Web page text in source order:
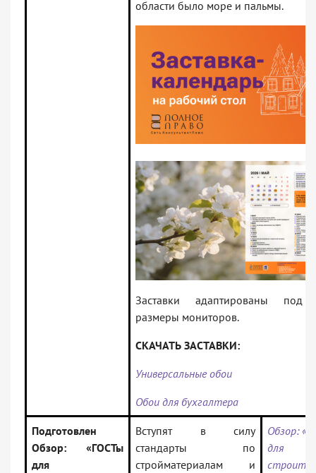
области было море и пальмы.
Заставки адаптированы под
размеры мониторов.
СКАЧАТЬ ЗАСТАВКИ:
Универсальные обои
Обои для бухгалтера
Подготовлен
Обзор: «ГОСТы
для
Вступят в силу
стандарты по
стройматериалам и
Обзор:
для